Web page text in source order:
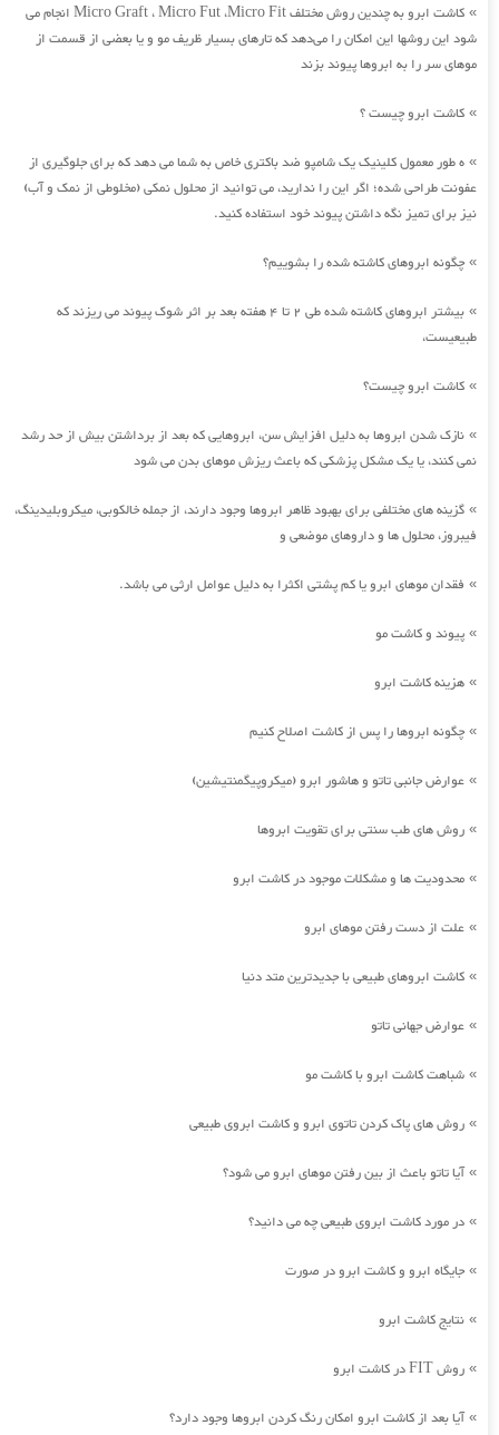
»
کاشت ابرو به چندین روش مختلف Micro Graft ، Micro Fut ،Micro Fit انجام می
شود این روشها این امکان را می‌دهد که تارهای بسیار ظریف مو و یا بعضی از قسمت از
موهای سر را به ابروها پیوند بزند
» کاشت ابرو چیست ؟
» ه طور معمول کلینیک یک شامپو ضد باکتری خاص به شما می دهد که برای جلوگیری از
عفونت طراحی شده؛ اگر این را ندارید، می توانید از محلول نمکی (مخلوطی از نمک و آب)
نیز برای تمیز نگه داشتن پیوند خود استفاده کنید.
» چگونه ابروهای کاشته شده را بشوییم؟
»
بیشتر ابروهای کاشته شده طی 2 تا 4 هفته بعد بر اثر شوک پیوند می ریزند که
طبیعیست،
» کاشت ابرو چیست؟
» نازک شدن ابروها به دلیل افزایش سن، ابروهایی که بعد از برداشتن بیش از حد رشد
نمی کنند، یا یک مشکل پزشکی که باعث ریزش موهای بدن می شود
» گزینه های مختلفی برای بهبود ظاهر ابروها وجود دارند، از جمله خالکوبی، میکروبلیدینگ،
فیبروز، محلول ها و داروهای موضعی و
» فقدان موهای ابرو یا کم پشتی اکثرا به دلیل عوامل ارثی می باشد.
» پیوند و کاشت مو
» هزینه کاشت ابرو
» چگونه ابروها را پس از کاشت اصلاح کنیم
» عوارض جانبی تاتو و هاشور ابرو (میکروپیگمنتیشین)
» روش های طب سنتی برای تقویت ابروها
» محدودیت ها و مشکلات موجود در کاشت ابرو
» علت از دست رفتن موهای ابرو
» کاشت ابروهای طبیعی با جدیدترین متد دنیا
» عوارض جهانی تاتو
» شباهت کاشت ابرو با کاشت مو
» روش های پاک کردن تاتوی ابرو و کاشت ابروی طبیعی
»آیا تاتو باعث از بین رفتن موهای ابرو می شود؟
» در مورد کاشت ابروی طبیعی چه می دانید؟
» جایگاه ابرو و کاشت ابرو در صورت
» نتایج کاشت ابرو
» روش FIT در کاشت ابرو
»آیا بعد از کاشت ابرو امکان رنگ کردن ابروها وجود دارد؟